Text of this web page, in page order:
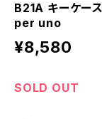
B21A キーケー
per uno
¥8,580
SOLD OUT